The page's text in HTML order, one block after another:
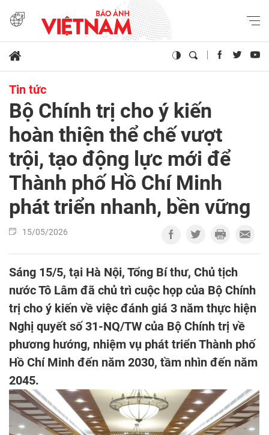
Tin tức
Bộ Chính trị cho ý kiến
hoàn thiện thể chế vượt
trội, tạo động lực mới để
Thành phố Hồ Chí Minh
phát triển nhanh, bền vững
15/05/2026
Sáng 15/5, tại Hà Nội, Tổng Bí thư, Chủ tịch
nước Tô Lâm đã chủ trì cuộc họp của Bộ Chính
trị cho ý kiến về việc đánh giá 3 năm thực hiện
Nghị quyết số 31-NQ/TW của Bộ Chính trị về
phương hướng, nhiệm vụ phát triển Thành phố
Hồ Chí Minh đến năm 2030, tầm nhìn đến năm
2045.